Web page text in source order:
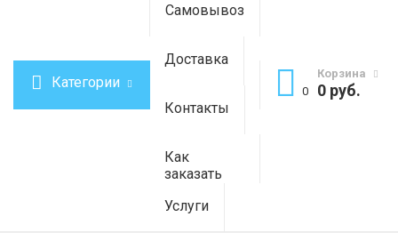
Категории
Самовывоз
Доставка
Контакты
Как
заказать
Услуги
Корзина
0
0 руб.